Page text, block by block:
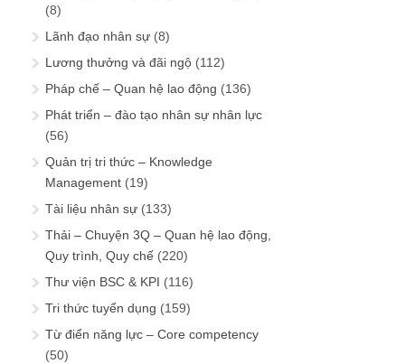
(8)
Lãnh đạo nhân sự (8)
Lương thưởng và đãi ngộ (112)
Pháp chế – Quan hệ lao động (136)
Phát triển – đào tạo nhân sự nhân lực
(56)
Quản trị tri thức – Knowledge
Management (19)
Tài liệu nhân sự (133)
Thải – Chuyện 3Q – Quan hệ lao động,
Quy trình, Quy chế (220)
Thư viện BSC & KPI (116)
Tri thức tuyển dụng (159)
Từ điển năng lực – Core competency
(50)